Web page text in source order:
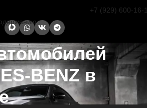
+7 (929) 600-16-
BENZ в